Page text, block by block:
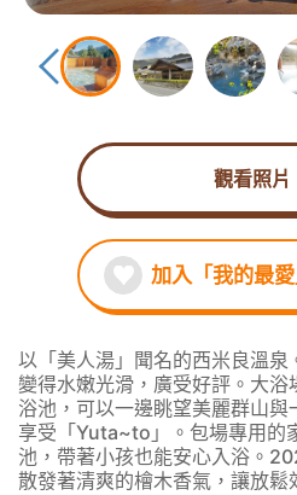
觀看照片
加入「我的最
以「美人湯」聞名的西米良溫
變得水嫩光滑，廣受好評。大
浴池，可以一邊眺望美麗群山
享受「Yuta~to」。包場專用的
池，帶著小孩也能安心入浴。
散發著清爽的檜木香氣，讓放鬆